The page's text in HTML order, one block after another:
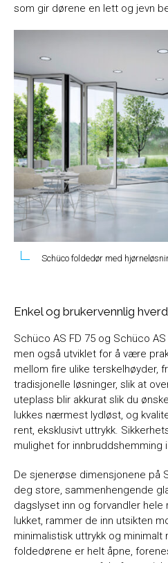
som gir dørene en lett og jevn
Schüco foldedør med
Enkel og brukervennlig
Schüco AS FD 75 og Schüco AS
men også utviklet for å være
mellom fire ulike terskelhøyder,
tradisjonelle løsninger, slik at
uteplass blir akkurat slik du
lukkes nærmest lydløst, og
rent, eksklusivt uttrykk.
mulighet for innbruddshemming
De sjenerøse dimensjonene på
deg store, sammenhengende
dagslyset inn og forvandler
lukket, rammer de inn utsikten
minimalistisk uttrykk og minimalt
foldedørene er helt åpne,